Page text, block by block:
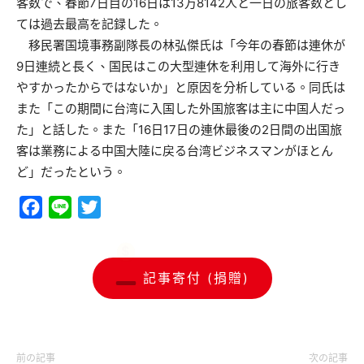
ては過去最高を記録した。
移民署国境事務副隊長の林弘傑氏は「今年の春節は連休が
9日連続と長く、国民はこの大型連休を利用して海外に行き
やすかったからではないか」と原因を分析している。同氏は
また「この期間に台湾に入国した外国旅客は主に中国人だっ
た」と話した。また「16日17日の連休最後の2日間の出国旅
客は業務による中国大陸に戻る台湾ビジネスマンがほとん
ど」だったという。
Facebook
Line
記事寄付 (捐贈)
前の記事 次の記事